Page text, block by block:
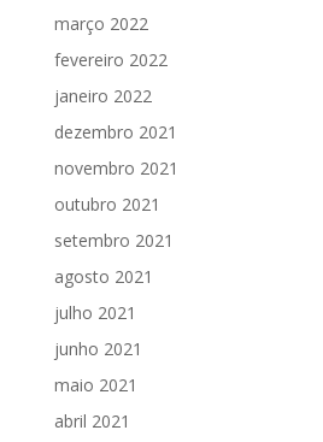
março 2022
fevereiro 2022
janeiro 2022
dezembro 2021
novembro 2021
outubro 2021
setembro 2021
agosto 2021
julho 2021
junho 2021
maio 2021
abril 2021